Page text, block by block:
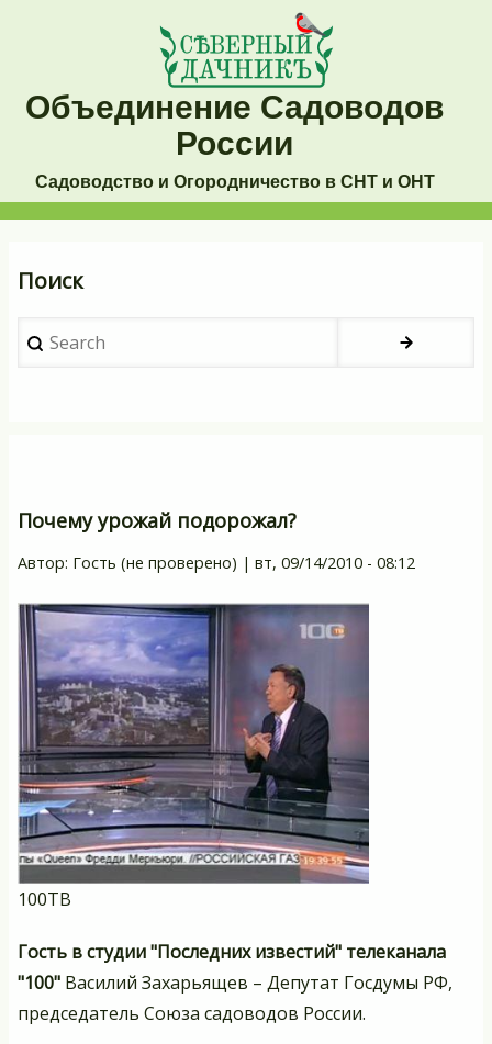
содержанию
Объединение Садоводов
России
Садоводство и Огородничество в СНТ и ОНТ
навигация
Поиск
Search
Почему урожай подорожал?
Автор: Гость (не проверено) | вт, 09/14/2010 - 08:12
100ТВ
Гость в студии "Последних известий" телеканала
"100" Василий Захарьящев – Депутат Госдумы РФ,
председатель Союза садоводов России.